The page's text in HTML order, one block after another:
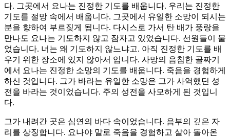
다. 그곳에서 요나는 진정한 기도를 배웁니다. 우리는 진정한
기도를 절망 속에서 배웁니다. 그곳에서 유일한 소망이 되시는
분을 향하여 부르짖게 됩니다. 다시스로 가서 탄 배가 풍랑을
만나도 요나는 기도하지 않고 잠자고 있었습니다. 선원들이 물
었습니다. 너는 왜 기도하지 않느냐고. 아직 진정한 기도를 배
우기 위한 장소에 있지 않아서 입니다. 사망의 음침한 골짜기
에서 요나는 진정한 소망의 기도를 배웁니다. 죽음을 경험하게
하신 것입니다. 그가 바라는 유일한 소망은 그가 사역했던 성
전을 바라는 것이었습니다. 주의 성전을 사모하게 된 것입니
다.
그가 내려간 곳은 심연의 바다 속이었습니다. 음부의 깊은 자
리를 상징합니다. 요나야 말로 죽음을 경험하고 살아 돌아온